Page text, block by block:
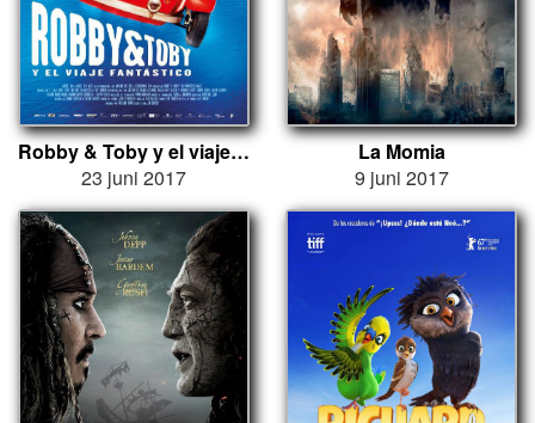
Robby & Toby y el viaje fantástico
23 juni 2017
La Momia
9 juni 2017